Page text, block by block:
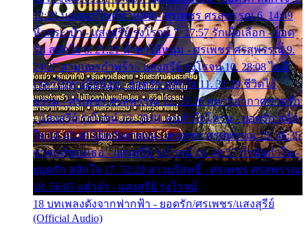
12:23 มอเตอร์ไซค์ทำหล่น - ศรเพชร ศรสุพรรณ 6. 14:49
หิ้วกระเป๋า - แสงสุรีย์ รุ่งโรจน์ 7. 17:57 รักเผื่อเลือก - ยอด
รัก สลักใจ 8. 21:21 น้ำตาไอ้หนุ่ม - ศรเพชร ศรสุพรรณ 9.
24:27 สามเณรกำพร้า - แสงสุรีย์ รุ่งโรจน์ 10. 28:08 ไม่มี
เวลาไปหาเมียน้อย - ยอดรัก สลักใจ 11. 31:29 ชีวิตไอ้
ธรรม - ศรเพชร ศรสุพรรณ 12. 35:26 ทหารอากาศขาดรัก
- แสงสุรีย์ รุ่งโรจน์ 13. 39:01 คนหัวใจโทรม - ยอดรัก สลัก
ใจ 14. 42:49 ไอ้หวังตายแน่ - ศรเพชร ศรสุพรรณ 15. 46:35
ธาตุแท้ของเธอ - แสงสุรีย์ รุ่งโรจน์ 16. 49:57 กำนันกำใน -
ยอดรัก สลักใจ 17. 52:29 สาวบริสุทธิ์ - ศรเพชร ศรสุพรรณ
18. 56:05 แต๋วจ๋า - แสงสุรีย์ รุ่งโรจน์
18 บทเพลงดังจากฟากฟ้า - ยอดรัก/ศรเพชร/แสงสุรีย์
(Official Audio)